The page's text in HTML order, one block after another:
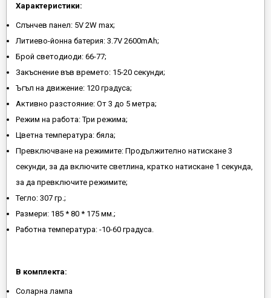
Характеристики:
Слънчев панел: 5V 2W max;
Литиево-йонна батерия: 3.7V 2600mAh;
Брой светодиоди: 66-77;
Закъснение във времето: 15-20 секунди;
Ъгъл на движение: 120 градуса;
Активно разстояние: От 3 до 5 метра;
Режим на работа: Три режима;
Цветна температура: бяла;
Превключване на режимите: Продължително натискане 3
секунди, за да включите светлина, кратко натискане 1 секунда,
за да превключите режимите;
Тегло: 307 гр.;
Размери: 185 * 80 * 175 мм.;
Работна температура: -10-60 градуса.
В комплекта:
Соларна лампа